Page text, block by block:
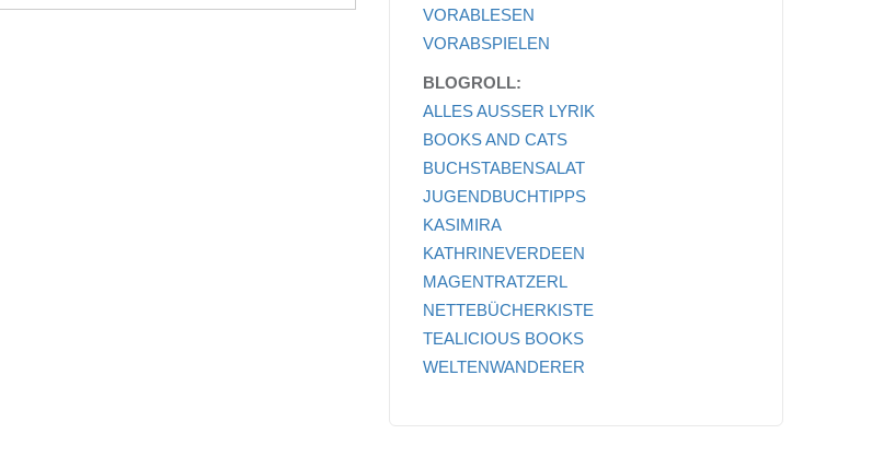
VORABLESEN
VORABSPIELEN
BLOGROLL:
ALLES AUSSER LYRIK
BOOKS AND CATS
BUCHSTABENSALAT
JUGENDBUCHTIPPS
KASIMIRA
KATHRINEVERDEEN
MAGENTRATZERL
NETTEBÜCHERKISTE
TEALICIOUS BOOKS
WELTENWANDERER